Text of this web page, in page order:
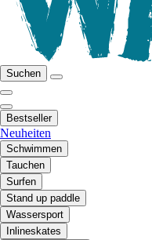
Suchen
Bestseller
Neuheiten
Schwimmen
Tauchen
Surfen
Stand up paddle
Wassersport
Inlineskates